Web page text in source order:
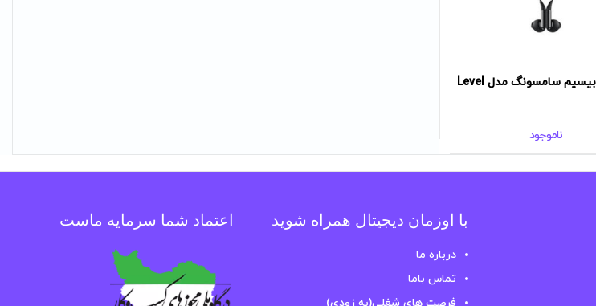
هندزفری بیسیم سامسونگ مدل Level
ناموجود
با اوزمان دیجیتال همراه شوید
درباره ما
تماس باما
اعتماد شما سرمایه ماست